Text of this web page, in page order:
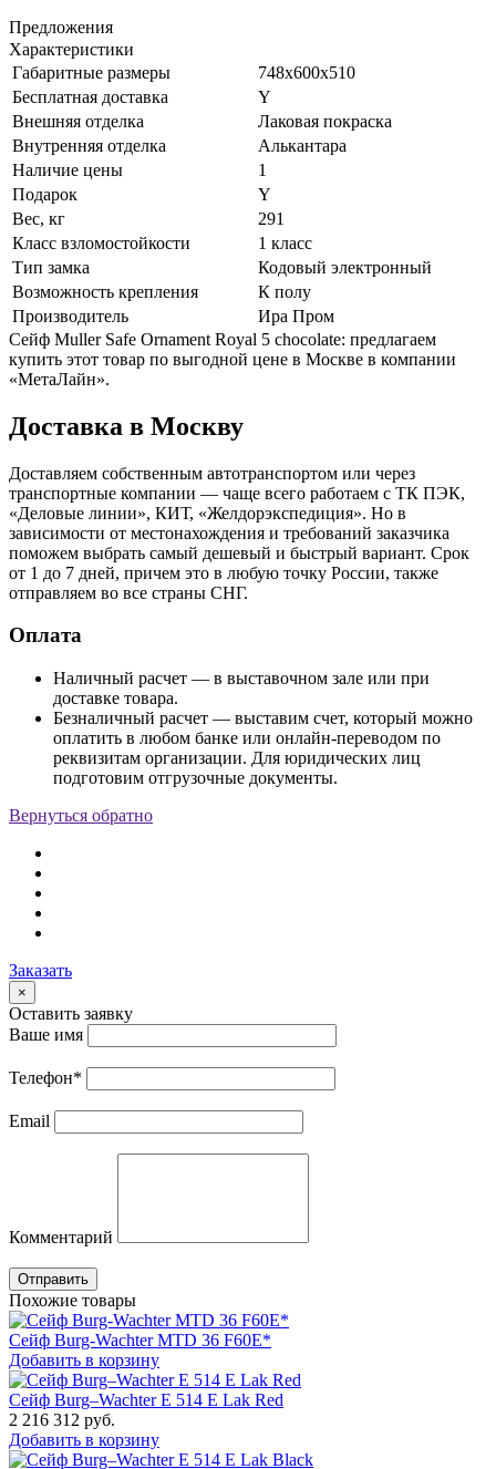
Предложения
Характеристики
Габаритные размеры
748x600x510
Бесплатная доставка
Y
Внешняя отделка
Лаковая покраска
Внутренняя отделка
Алькантара
Наличие цены
1
Подарок
Y
Вес, кг
291
Класс взломостойкости
1 класс
Тип замка
Кодовый электронный
Возможность крепления
К полу
Производитель
Ира Пром
Сейф Muller Safe Ornament Royal 5 chocolate: предлагаем
купить этот товар по выгодной цене в Москве в компании
«МетаЛайн».
Доставка в Москву
Доставляем собственным автотранспортом или через
транспортные компании — чаще всего работаем с ТК ПЭК,
«Деловые линии», КИТ, «Желдорэкспедиция». Но в
зависимости от местонахождения и требований заказчика
поможем выбрать самый дешевый и быстрый вариант. Срок
от 1 до 7 дней, причем это в любую точку России, также
отправляем во все страны СНГ.
Оплата
Наличный расчет — в выставочном зале или при
доставке товара.
Безналичный расчет — выставим счет, который можно
оплатить в любом банке или онлайн-переводом по
реквизитам организации. Для юридических лиц
подготовим отгрузочные документы.
Вернуться обратно
Заказать
×
Оставить заявку
Ваше имя
Телефон*
Email
Комментарий
Отправить
Похожие товары
Сейф Burg-Wachter MTD 36 F60E*
Добавить в корзину
Сейф Burg–Wachter E 514 E Lak Red
2 216 312 руб.
Добавить в корзину